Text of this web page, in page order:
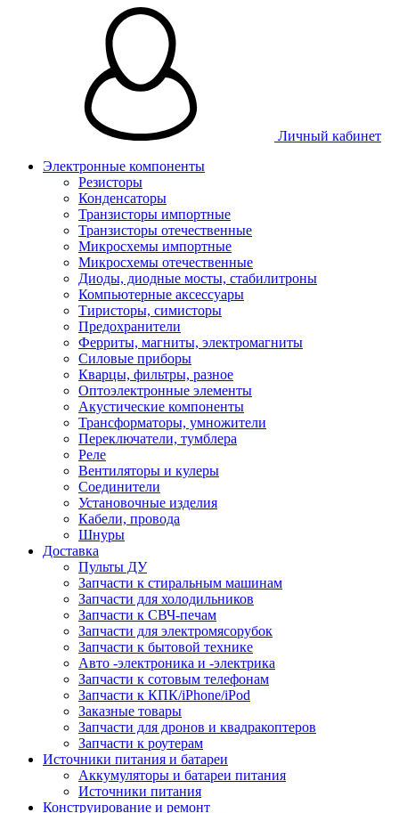
Личный кабинет
Электронные компоненты
Резисторы
Конденсаторы
Транзисторы импортные
Транзисторы отечественные
Микросхемы импортные
Микросхемы отечественные
Диоды, диодные мосты, стабилитроны
Компьютерные аксессуары
Тиристоры, симисторы
Предохранители
Ферриты, магниты, электромагниты
Силовые приборы
Кварцы, фильтры, разное
Оптоэлектронные элементы
Акустические компоненты
Трансформаторы, умножители
Переключатели, тумблера
Реле
Вентиляторы и кулеры
Соединители
Установочные изделия
Кабели, провода
Шнуры
Доставка
Пульты ДУ
Запчасти к стиральным машинам
Запчасти для холодильников
Запчасти к СВЧ-печам
Запчасти для электромясорубок
Запчасти к бытовой технике
Авто -электроника и -электрика
Запчасти к сотовым телефонам
Запчасти к КПК/iPhone/iPod
Заказные товары
Запчасти для дронов и квадракоптеров
Запчасти к роутерам
Источники питания и батареи
Аккумуляторы и батареи питания
Источники питания
Конструирование и ремонт